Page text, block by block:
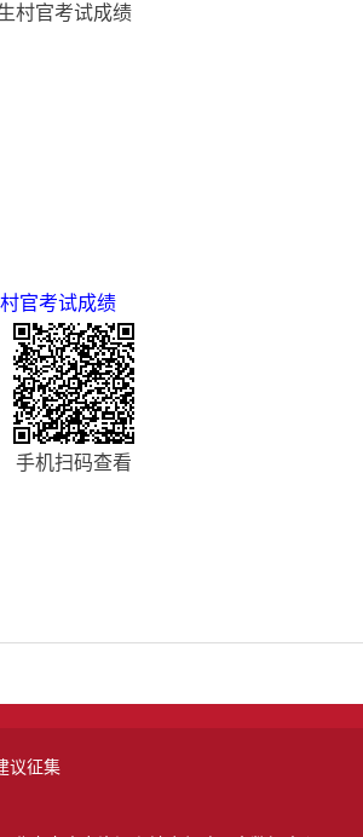
村官考试成绩
官考试成绩
手机扫码查看
议征集